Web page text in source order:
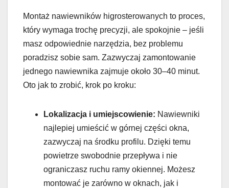
Montaż nawiewników higrosterowanych to proces,
który wymaga trochę precyzji, ale spokojnie – jeśli
masz odpowiednie narzędzia, bez problemu
poradzisz sobie sam. Zazwyczaj zamontowanie
jednego nawiewnika zajmuje około 30–40 minut.
Oto jak to zrobić, krok po kroku:
Lokalizacja i umiejscowienie: Nawiewniki
najlepiej umieścić w górnej części okna,
zazwyczaj na środku profilu. Dzięki temu
powietrze swobodnie przepływa i nie
ograniczasz ruchu ramy okiennej. Możesz
montować je zarówno w oknach, jak i